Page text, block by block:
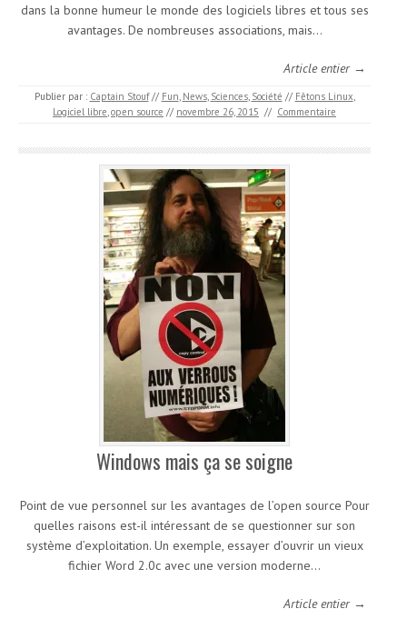
dans la bonne humeur le monde des logiciels libres et tous ses
avantages. De nombreuses associations, mais…
Article entier →
Publier par : Captain Stouf // Fun, News, Sciences, Société // Fêtons Linux,
Logiciel libre,open source // novembre 26, 2015 // Commentaire
Windows mais ça se soigne
Point de vue personnel sur les avantages de l’open source Pour
quelles raisons est-il intéressant de se questionner sur son
système d’exploitation. Un exemple, essayer d’ouvrir un vieux
fichier Word 2.0c avec une version moderne…
Article entier →